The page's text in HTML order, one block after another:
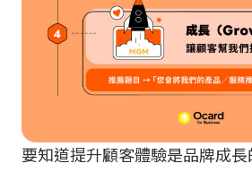
要知道提升顧客體驗是品牌成